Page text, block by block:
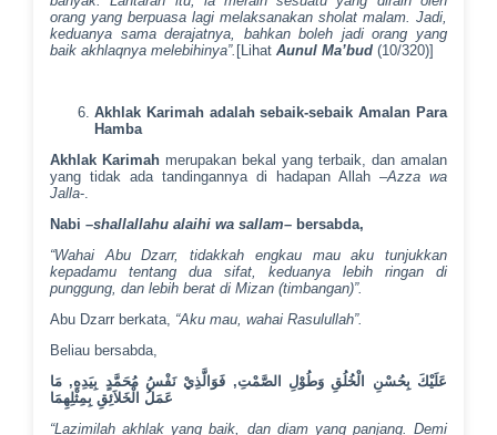
orang yang berpuasa lagi melaksanakan sholat malam. Jadi,
keduanya sama derajatnya, bahkan boleh jadi orang yang
baik akhlaqnya melebihinya”. [LihatAunul Ma’bud (10/320)]
Akhlak Karimah adalah sebaik-sebaik Amalan Para
Hamba
Akhlak Karimah merupakan bekal yang terbaik, dan amalan
yang tidak ada tandingannya di hadapan Allah –Azza wa
Jalla-.
Nabi –shallallahu alaihi wa sallam– bersabda,
“Wahai Abu Dzarr, tidakkah engkau mau aku tunjukkan
kepadamu tentang dua sifat, keduanya lebih ringan di
punggung, dan lebih berat di Mizan (timbangan)”.
Abu Dzarr berkata, “Aku mau, wahai Rasulullah”.
Beliau bersabda,
عَلَيْكَ بِحُسْنِ الْخُلُقِ وَطُوْلِ الصَّمْتِ, فَوَالَّذِيْ نَفْسُ مُحَمَّدٍ بِيَدِهِ, مَا
عَمَلُ الْخَلاَئِقِ بِمِثْلِهِمَا
“Lazimilah akhlak yang baik, dan diam yang panjang. Demi